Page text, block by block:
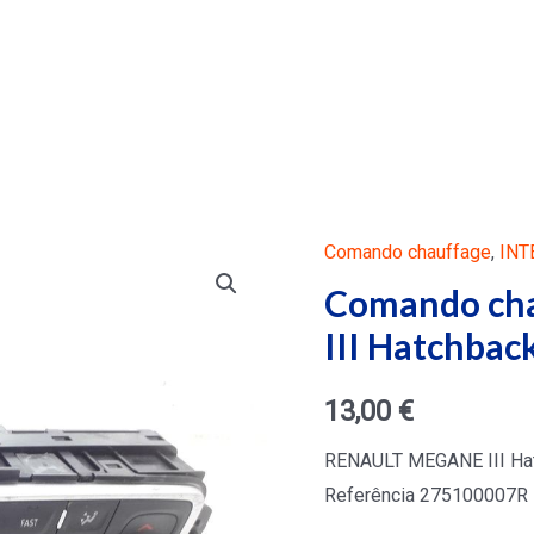
Comando chauffage,
Comando
III
13,00 €
RENAULT MEGANE III
Referência